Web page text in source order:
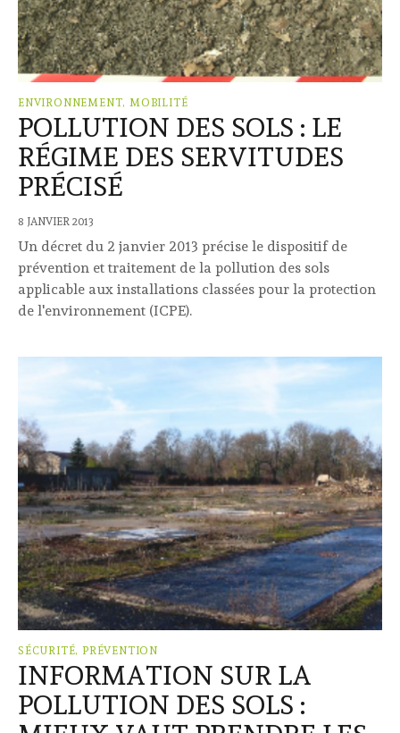
ENVIRONNEMENT, MOBILITÉ
POLLUTION DES SOLS : LE
RÉGIME DES SERVITUDES
PRÉCISÉ
8 JANVIER 2013
Un décret du 2 janvier 2013 précise le dispositif de
prévention et traitement de la pollution des sols
applicable aux installations classées pour la protection
de l'environnement (ICPE).
SÉCURITÉ, PRÉVENTION
INFORMATION SUR LA
POLLUTION DES SOLS :